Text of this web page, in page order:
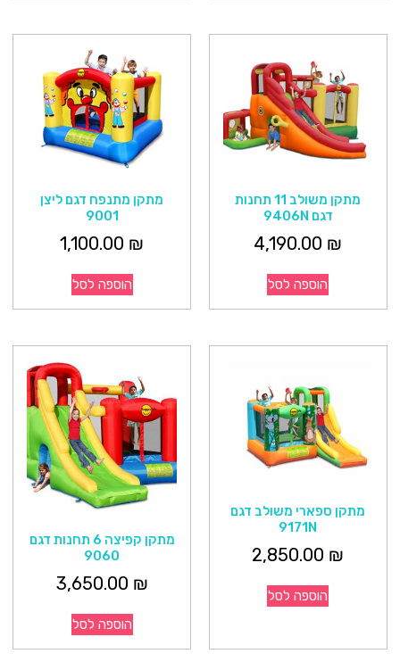
מתקן משולב 11 תחנות
דגם 9406N
4,190.00 ₪
הוספה לסל
מתקן מתנפח דגם ליצן
9001
1,100.00 ₪
הוספה לסל
מתקן ספארי משולב דגם
9171N
2,850.00 ₪
הוספה לסל
מתקן קפיצה 6 תחנות דגם
9060
3,650.00 ₪
הוספה לסל